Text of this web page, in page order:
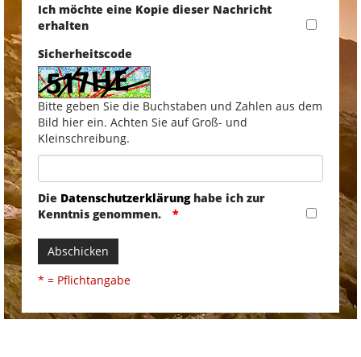
Ich möchte eine Kopie dieser Nachricht
erhalten
Sicherheitscode
Bitte geben Sie die Buchstaben und Zahlen aus dem
Bild hier ein. Achten Sie auf Groß- und
Kleinschreibung.
Die Datenschutzerklärunghabe ich zur
Kenntnis genommen.
Abschicken
* = Pflichtangabe